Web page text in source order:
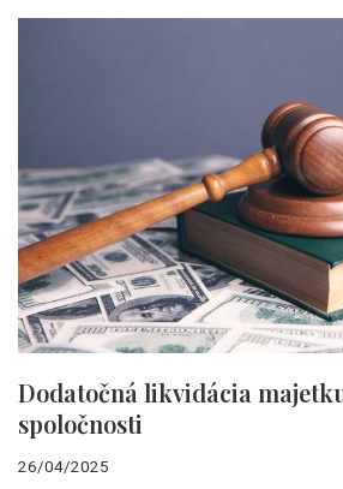
Dodatočná likvidácia
spoločnosti
26/04/2025